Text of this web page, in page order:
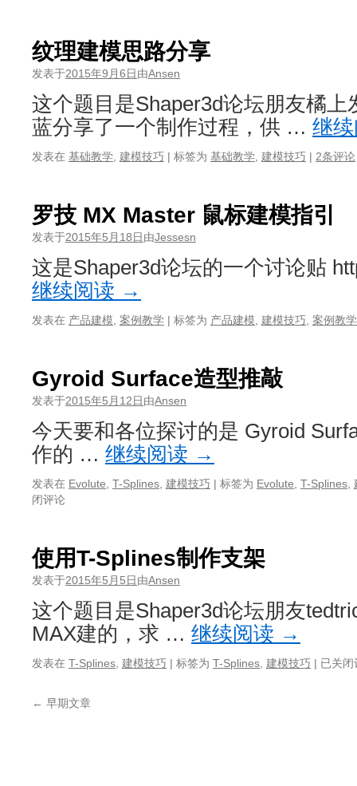
纹理建模思路分享
发表于2015年9月6日由Ansen
这个题目是Shaper3d论坛朋友橘上
蓝分享了一个制作过程，供 … 继
发表在 基础教学 建模技巧 | 标签为 基础教学 建模技巧 | 2条评论
罗技 MX Master 鼠标建模指引
发表于2015年5月18日由Jessesn
这是Shaper3d论坛的一个讨论贴
继续阅读 →
发表在 产品建模 案例教学 | 标签为 产品建模 建模技巧 案例教学
Gyroid Surface造型推敲
发表于2015年5月12日由Ansen
今天要和各位探讨的是 Gyroid
作的 … 继续阅读 →
发表在 Evolute T-Splines 建模技巧 | 标签为 Evolute T-Splines
闭评论
使用T-Splines制作支架
发表于2015年5月5日由Ansen
这个题目是Shaper3d论坛朋友
MAX建的，求 … 继续阅读 →
发表在 T-Splines 建模技巧 | 标签为 T-Splines 建模技巧 | 使
已关闭
← 早期文章